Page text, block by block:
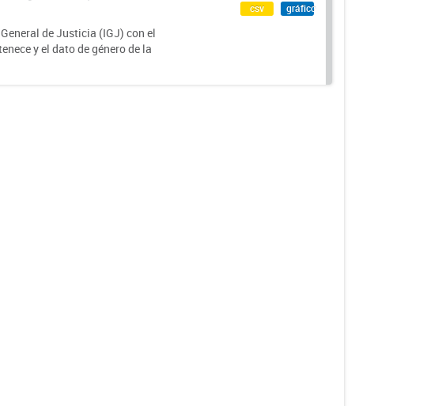
de Justicia (IGJ) con el
y el dato de género de la
csv gráfico